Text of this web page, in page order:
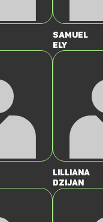
Samuel
Ely
Lilliana
Dzijan